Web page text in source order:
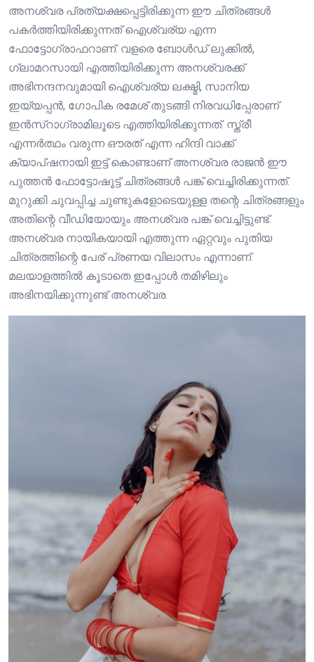
അനശ്വര പ്രത്യക്ഷപ്പെട്ടിരിക്കുന്ന ഈ ചിത്രങ്ങൾ
പകർത്തിയിരിക്കുന്നത് ഐശ്വര്യ എന്ന
ഫോട്ടോഗ്രാഫറാണ്. വളരെ ബോൾഡ് ലുക്കിൽ,
ഗ്ലാമറസായി എത്തിയിരിക്കുന്ന അനശ്വരക്ക്
അഭിനന്ദനവുമായി ഐശ്വര്യ ലക്ഷ്മി, സാനിയ
ഇയ്യപ്പൻ, ഗോപിക രമേശ് തുടങ്ങി നിരവധിപ്പേരാണ്
ഇൻസ്റാഗ്രാമിലൂടെ എത്തിയിരിക്കുന്നത്. സ്ത്രീ
എന്നർത്ഥം വരുന്ന ഔരത് എന്ന ഹിന്ദി വാക്ക്
ക്യാപ്‌ഷനായി ഇട്ട് കൊണ്ടാണ് അനശ്വര രാജൻ ഈ
പുത്തൻ ഫോട്ടോഷൂട്ട് ചിത്രങ്ങൾ പങ്ക് വെച്ചിരിക്കുന്നത്.
മുറുക്കി ചുവപ്പിച്ച ചുണ്ടുകളോടെയുള്ള തന്റെ ചിത്രങ്ങളും
അതിന്റെ വീഡിയോയും അനശ്വര പങ്ക് വെച്ചിട്ടുണ്ട്.
അനശ്വര നായികയായി എത്തുന്ന ഏറ്റവും പുതിയ
ചിത്രത്തിന്റെ പേര് പ്രണയ വിലാസം എന്നാണ്.
മലയാളത്തിൽ കൂടാതെ ഇപ്പോൾ തമിഴിലും
അഭിനയിക്കുന്നുണ്ട് അനശ്വര.